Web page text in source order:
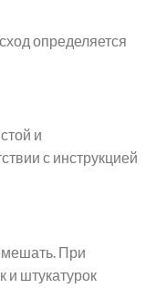
определяется
и
с инструкцией
При
и штукатурок